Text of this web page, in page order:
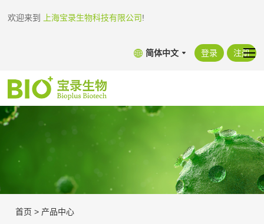
欢迎来到 上海宝录生物科技有限公司!
简体中文 登录 注册
首页 > 产品中心